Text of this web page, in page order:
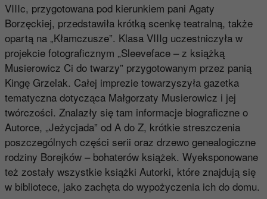
VIIIc, przygotowana pod kierunkiem pani Agaty
Borzęckiej, przedstawiła krótką scenkę teatralną, także
opartą na „Kłamczusze”. Klasa VIIIg uczestniczyła w
projekcie fotograficznym „Sleeveface – z książką
Musierowicz Ci do twarzy” przygotowanym przez panią
Kingę Grzelak. Całej imprezie towarzyszyła gazetka
tematyczna dotycząca Małgorzaty Musierowicz i jej
twórczości. Znalazły się tam informacje biograficzne o
Autorce, „Jeżycjada” od A do Z, krótkie streszczenia
poszczególnych części serii oraz drzewo genealogiczne
rodziny Borejków – bohaterów książek. Wyeksponowane
też zostały wszystkie książki Autorki, które znajdują się
w bibliotece, jako zachęta do wypożyczenia ich do domu.